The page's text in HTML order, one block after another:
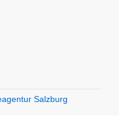
Salzburg